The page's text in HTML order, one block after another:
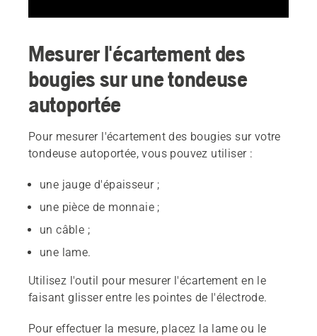
Mesurer l'écartement des
bougies sur une tondeuse
autoportée
Pour mesurer l'écartement des bougies sur votre
tondeuse autoportée, vous pouvez utiliser :
une jauge d'épaisseur ;
une pièce de monnaie ;
un câble ;
une lame.
Utilisez l'outil pour mesurer l'écartement en le
faisant glisser entre les pointes de l'électrode.
Pour effectuer la mesure, placez la lame ou le